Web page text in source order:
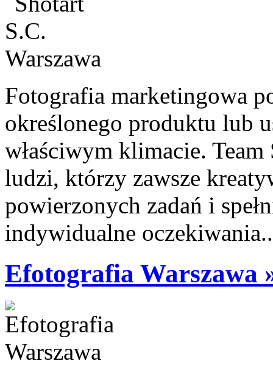
Fotografia marketingowa
określonego produktu lub
właściwym klimacie. Team
ludzi, którzy zawsze
powierzonych zadań i
indywidualne
Efotografia Warszawa